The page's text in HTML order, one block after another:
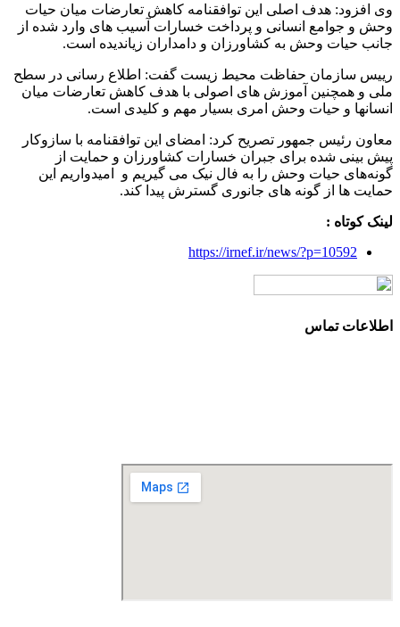
وی افزود: هدف اصلی این توافقنامه کاهش تعارضات میان حیات
وحش و جوامع انسانی و پرداخت خسارات آسیب های وارد شده از
جانب حیات وحش به کشاورزان و دامداران زیاندیده است.
رییس سازمان حفاظت محیط زیست گفت: اطلاع رسانی در سطح
ملی و همچنین آموزش های اصولی با هدف کاهش تعارضات میان
انسانها و حیات وحش امری بسیار مهم و کلیدی است.
معاون رئیس جمهور تصریح کرد: امضای این توافقنامه با سازوکار
پیش بینی شده برای جبران خسارات کشاورزان و حمایت از
گونه‌های حیات وحش را به فال نیک می گیریم و امیدواریم این‌
حمایت ها از گونه های جانوری گسترش پیدا کند.
لینک کوتاه :
https://irnef.ir/news/?p=10592
اطلاعات تماس